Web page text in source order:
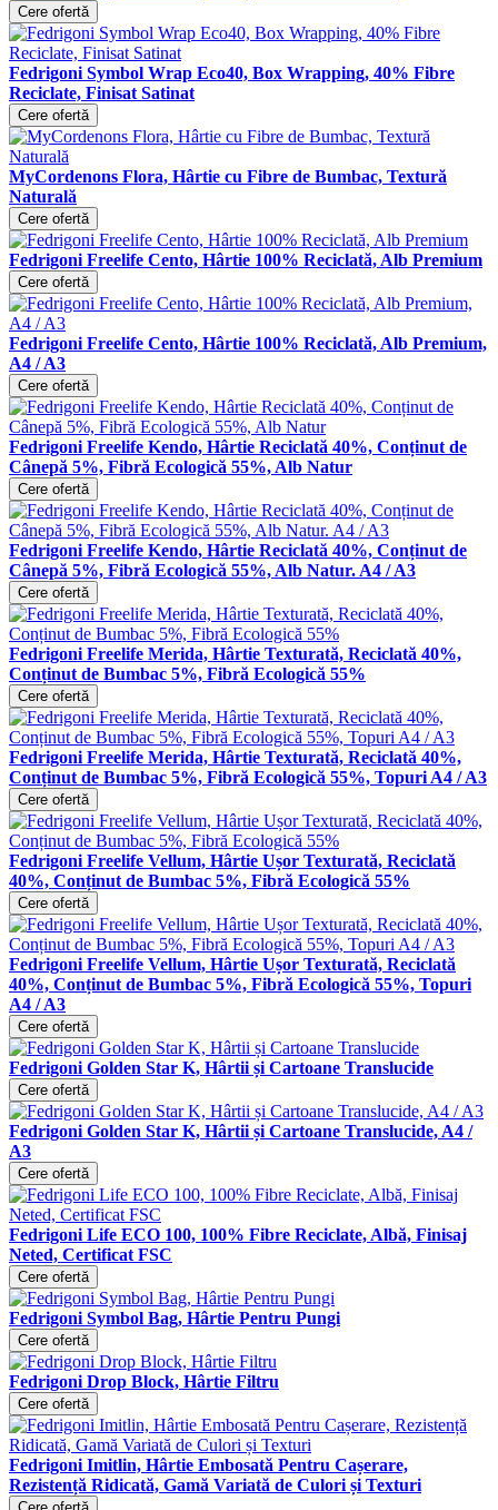
Cere ofertă
Fedrigoni Symbol Wrap Eco40, Box Wrapping, 40% Fibre
Reciclate, Finisat Satinat
Cere ofertă
MyCordenons Flora, Hârtie cu Fibre de Bumbac, Textură
Naturală
Cere ofertă
Fedrigoni Freelife Cento, Hârtie 100% Reciclată, Alb Premium
Cere ofertă
Fedrigoni Freelife Cento, Hârtie 100% Reciclată, Alb Premium,
A4 / A3
Cere ofertă
Fedrigoni Freelife Kendo, Hârtie Reciclată 40%, Conținut de
Cânepă 5%, Fibră Ecologică 55%, Alb Natur
Cere ofertă
Fedrigoni Freelife Kendo, Hârtie Reciclată 40%, Conținut de
Cânepă 5%, Fibră Ecologică 55%, Alb Natur. A4 / A3
Cere ofertă
Fedrigoni Freelife Merida, Hârtie Texturată, Reciclată 40%,
Conținut de Bumbac 5%, Fibră Ecologică 55%
Cere ofertă
Fedrigoni Freelife Merida, Hârtie Texturată, Reciclată 40%,
Conținut de Bumbac 5%, Fibră Ecologică 55%, Topuri A4 / A3
Cere ofertă
Fedrigoni Freelife Vellum, Hârtie Ușor Texturată, Reciclată
40%, Conținut de Bumbac 5%, Fibră Ecologică 55%
Cere ofertă
Fedrigoni Freelife Vellum, Hârtie Ușor Texturată, Reciclată
40%, Conținut de Bumbac 5%, Fibră Ecologică 55%, Topuri
A4 / A3
Cere ofertă
Fedrigoni Golden Star K, Hârtii și Cartoane Translucide
Cere ofertă
Fedrigoni Golden Star K, Hârtii și Cartoane Translucide, A4 /
A3
Cere ofertă
Fedrigoni Life ECO 100, 100% Fibre Reciclate, Albă, Finisaj
Neted, Certificat FSC
Cere ofertă
Fedrigoni Symbol Bag, Hârtie Pentru Pungi
Cere ofertă
Fedrigoni Drop Block, Hârtie Filtru
Cere ofertă
Fedrigoni Imitlin, Hârtie Embosată Pentru Cașerare,
Rezistență Ridicată, Gamă Variată de Culori și Texturi